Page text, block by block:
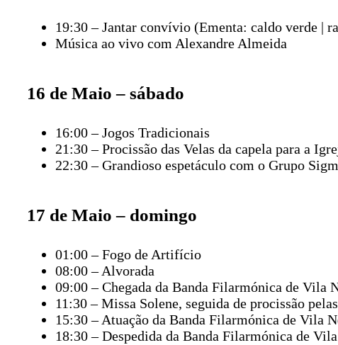
19:30 – Jantar convívio (Ementa: caldo verde |
Música ao vivo com Alexandre Almeida
16 de Maio – sábado
16:00 – Jogos Tradicionais
21:30 – Procissão das Velas da capela para a
22:30 – Grandioso espetáculo com o Grupo
17 de Maio – domingo
01:00 – Fogo de Artifício
08:00 – Alvorada
09:00 – Chegada da Banda Filarmónica de Vila
11:30 – Missa Solene, seguida de procissão
15:30 – Atuação da Banda Filarmónica de Vila
18:30 – Despedida da Banda Filarmónica de